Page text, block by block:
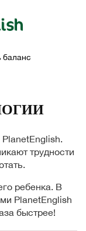
баланс
трудности
ребенка. В
PlanetEnglish
быстрее!